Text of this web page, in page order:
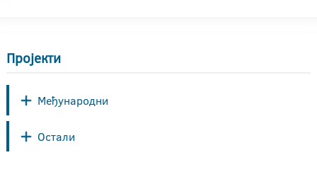
Пројекти
Међународни
Остали